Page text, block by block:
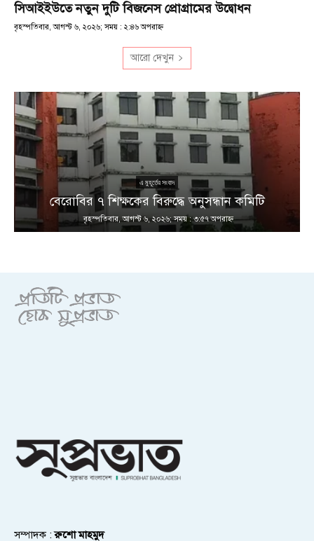
সিআইইউতে নতুন দুটি বিজনেস প্রোগ্রামের উদ্বোধন
বৃহস্পতিবার, আগস্ট ৬, ২০২৬; সময় : ২:৪৬ অপরাহ্ণ
আরো দেখুন
এ মুহূর্তের সংবাদ
বেরোবির ৭ শিক্ষকের বিরুদ্ধে অনুসন্ধান কমিটি
বৃহস্পতিবার, আগস্ট ৬, ২০২৬; সময় : ৩:৫৭ অপরাহ্ণ
সম্পাদক :রুশো মাহমুদ